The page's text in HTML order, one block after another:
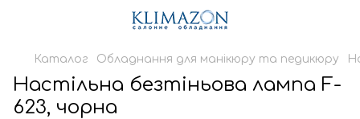
Каталог Обладнання для манікюру та педикюру
Настільна безтіньова лампа F-
623, чорна